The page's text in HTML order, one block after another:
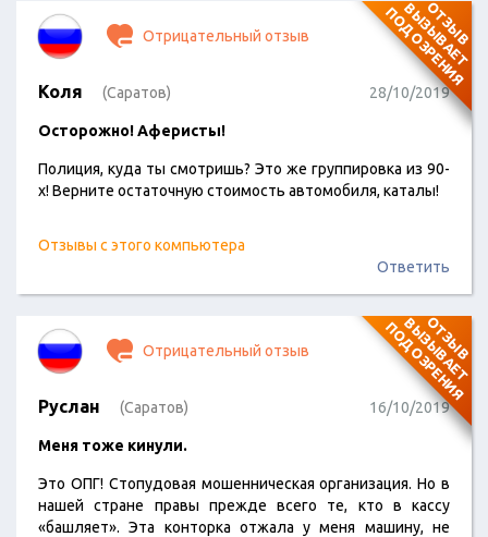
О
Т
З
Ы
В
В
Ы
З
Ы
В
А
Е
Т
П
О
Д
О
З
Р
Е
Н
И
Я
Отрицательный отзыв
Коля (Саратов) 28/10/2019
Осторожно! Аферисты!
Полиция, куда ты смотришь? Это же группировка из 90-
х! Верните остаточную стоимость автомобиля, каталы!
Отзывы с этого компьютера
Ответить
О
Т
З
Ы
В
В
Ы
З
Ы
В
А
Е
Т
П
О
Д
О
З
Р
Е
Н
И
Я
Отрицательный отзыв
Руслан (Саратов) 16/10/2019
Меня тоже кинули.
Это ОПГ! Стопудовая мошенническая организация. Но в
нашей стране правы прежде всего те, кто в кассу
«башляет». Эта конторка отжала у меня машину, не